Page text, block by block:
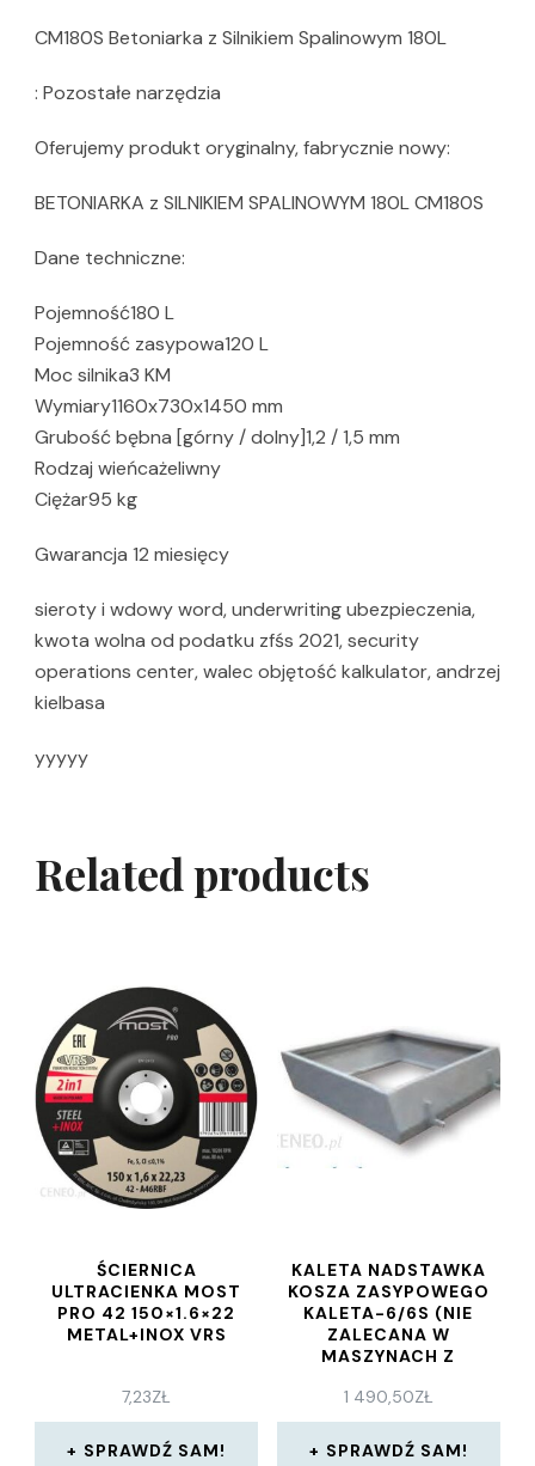
CM180S Betoniarka z Silnikiem Spalinowym 180L
: Pozostałe narzędzia
Oferujemy produkt oryginalny, fabrycznie nowy:
BETONIARKA z SILNIKIEM SPALINOWYM 180L CM180S
Dane techniczne:
Pojemność180 L
Pojemność zasypowa120 L
Moc silnika3 KM
Wymiary1160x730x1450 mm
Grubość bębna [górny / dolny]1,2 / 1,5 mm
Rodzaj wieńcażeliwny
Ciężar95 kg
Gwarancja 12 miesięcy
sieroty i wdowy word, underwriting ubezpieczenia,
kwota wolna od podatku zfśs 2021, security
operations center, walec objętość kalkulator, andrzej
kielbasa
yyyyy
Related products
ŚCIERNICA
ULTRACIENKA MOST
PRO 42 150×1.6×22
METAL+INOX VRS
7,23ZŁ
SPRAWDŹ SAM!
KALETA NADSTAWKA
KOSZA ZASYPOWEGO
KALETA-6/6S (NIE
ZALECANA W
MASZYNACH Z
MT0096
1 490,50ZŁ
SPRAWDŹ SAM!